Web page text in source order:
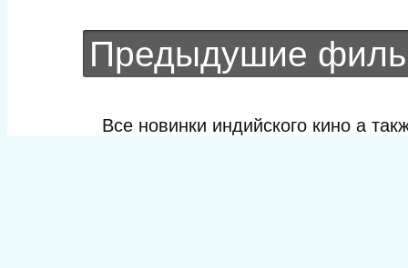
Предыдушие
Все новинки индийского кино а